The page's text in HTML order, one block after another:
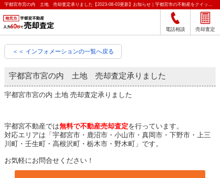
宇都宮市宮の内 土地 売却査定承りました【2023-08-03更新】お知らせ｜宇都宮市の不動産をクイック売却査定｜宇都宮不動産
電話相談 売却査定
＜＜ インフォメーションの一覧へ戻る
宇都宮市宮の内 土地 売却査定承りました
宇都宮市宮の内 土地 売却査定承りました
宇都宮不動産では無料で不動産売却査定を行っています。
対応エリアは「宇都宮市・鹿沼市・小山市・真岡市・下野市・上三
川町・壬生町・高根沢町・栃木市・野木町」です。
お気軽にお問合せください！